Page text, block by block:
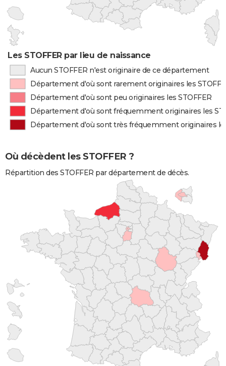
Les STOFFER par lieu de naissance
Aucun STOFFER n'est originaire de ce département
Département d'où sont rarement originaires les
Département d'où sont peu originaires les STOFFER
Département d'où sont fréquemment originaires les
Département d'où sont très fréquemment originaires
Où décèdent les STOFFER ?
Répartition des STOFFER par département de décès.